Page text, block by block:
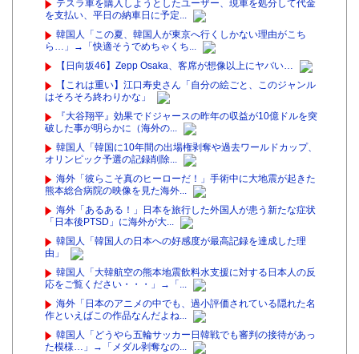
テスラ車を購入しようとしたユーザー、現車を処分して代金
を支払い、平日の納車日に予定...
韓国人「この夏、韓国人が東京へ行くしかない理由がこち
ら…」→「快適そうでめちゃくち...
【日向坂46】Zepp Osaka、客席が想像以上にヤバい…
【これは重い】江口寿史さん「自分の絵ごと、このジャンル
はそろそろ終わりかな」
『大谷翔平』効果でドジャースの昨年の収益が10億ドルを突
破した事が明らかに（海外の...
韓国人「韓国に10年間の出場権剥奪や過去ワールドカップ、
オリンピック予選の記録削除...
海外「彼らこそ真のヒーローだ！」手術中に大地震が起きた
熊本総合病院の映像を見た海外...
海外「あるある！」日本を旅行した外国人が患う新たな症状
「日本後PTSD」に海外が大...
韓国人「韓国人の日本への好感度が最高記録を達成した理
由」
韓国人「大韓航空の熊本地震飲料水支援に対する日本人の反
応をご覧ください・・・」→「...
海外「日本のアニメの中でも、過小評価されている隠れた名
作といえばこの作品なんだよね...
韓国人「どうやら五輪サッカー日韓戦でも審判の接待があっ
た模様…」→「メダル剥奪なの...